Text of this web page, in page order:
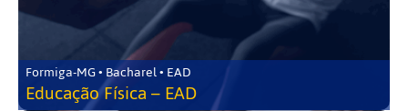
Formiga-MG • Bacharel • EAD
Educação Física – EAD